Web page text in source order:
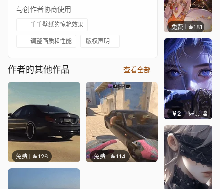
与创作者协商使用
千千壁纸的惊艳效果
调整画质和性能 版权声明
作者的其他作品 查看全部
免费 126 免费 114
免费 181Asuki
￥2 好看壁纸